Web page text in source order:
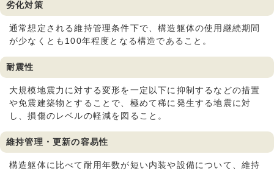
劣化対策
通常想定される維持管理条件下で、構造躯体の使用継続期間
が少なくとも100年程度となる構造であること。
耐震性
大規模地震力に対する変形を一定以下に抑制するなどの措置
や免震建築物とすることで、極めて稀に発生する地震に対
し、損傷のレベルの軽減を図ること。
維持管理・更新の容易性
構造躯体に比べて耐用年数が短い内装や設備について、維持